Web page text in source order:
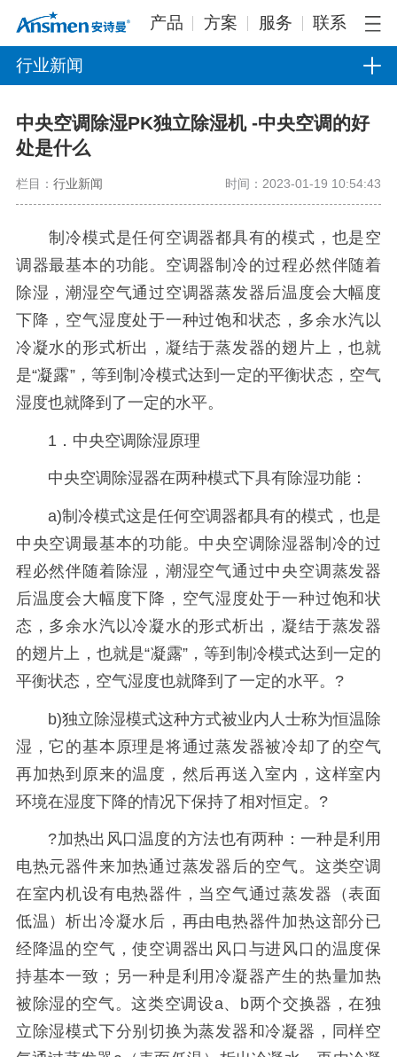
产品 方案 服务 联系
行业新闻
中央空调除湿PK独立除湿机 -中央空调的好
处是什么
栏目： 行业新闻 时间：2023-01-19 10:54:43
制冷模式是任何空调器都具有的模式，也是空
调器最基本的功能。空调器制冷的过程必然伴随着
除湿，潮湿空气通过空调器蒸发器后温度会大幅度
下降，空气湿度处于一种过饱和状态，多余水汽以
冷凝水的形式析出，凝结于蒸发器的翅片上，也就
是“凝露”，等到制冷模式达到一定的平衡状态，空气
湿度也就降到了一定的水平。
1．中央空调除湿原理
中央空调除湿器在两种模式下具有除湿功能：
a)制冷模式这是任何空调器都具有的模式，也是
中央空调最基本的功能。中央空调除湿器制冷的过
程必然伴随着除湿，潮湿空气通过中央空调蒸发器
后温度会大幅度下降，空气湿度处于一种过饱和状
态，多余水汽以冷凝水的形式析出，凝结于蒸发器
的翅片上，也就是“凝露”，等到制冷模式达到一定的
平衡状态，空气湿度也就降到了一定的水平。?
b)独立除湿模式这种方式被业内人士称为恒温除
湿，它的基本原理是将通过蒸发器被冷却了的空气
再加热到原来的温度，然后再送入室内，这样室内
环境在湿度下降的情况下保持了相对恒定。?
?加热出风口温度的方法也有两种：一种是利用
电热元器件来加热通过蒸发器后的空气。这类空调
在室内机设有电热器件，当空气通过蒸发器（表面
低温）析出冷凝水后，再由电热器件加热这部分已
经降温的空气，使空调器出风口与进风口的温度保
持基本一致；另一种是利用冷凝器产生的热量加热
被除湿的空气。这类空调设a、b两个交换器，在独
立除湿模式下分别切换为蒸发器和冷凝器，同样空